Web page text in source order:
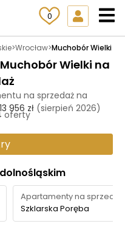
0
>Wrocław>Muchobór Wielki
Wielki na
na sprzedaż na
13 956 zł (sierpień 2026)
oferty
Apartamenty na sprzedaż
Szklarska Poręba